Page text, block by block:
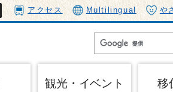
アクセス Multilingual や
観光・イベント 移